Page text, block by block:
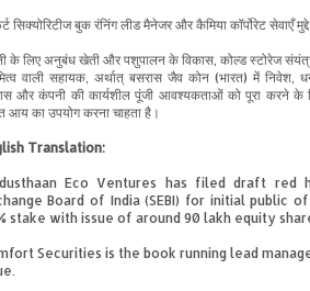
सिक्योरिटीज बुक रंनिंगलीड मैनेजर और कैमिया कॉर्पोरेट सेवाएँ
के लिए अनुबंध खेती और पशुपालन के विकास,कोल्ड स्टोरेज
वाली सहायक, अर्थात् बसरास जैव कोन (भारत) में निवेश,
और कंपनी की कार्यशील पूंजी आवश्यकताओं को पूरा करने के
आय का उपयोग करना चाहता है।
Translation:
Eco Ventures has filed draft red
Board of India (SEBI) for initial public
stake with issue of around 90 lakh equity
Securities is the book running lead